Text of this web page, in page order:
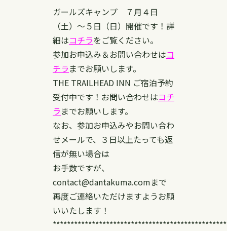
ガールズキャンプ ７月４日
（土）〜５日（日）開催です！詳
細はコチラをご覧ください。
参加お申込み＆お問い合わせはコ
チラ までお願いします。
THE TRAILHEAD INN ご宿泊予約
受付中です！お問い合わせはコチ
ラ までお願いします。
なお、参加お申込みやお問い合わ
せメールで、３日以上たっても返
信が無い場合は
お手数ですが、
contact@dantakuma.comまで
再度ご連絡いただけますようお願
いいたします！